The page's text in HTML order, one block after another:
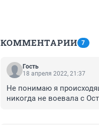
КОММЕНТАРИИ 7
Гость
18 апреля 2022, 21:37
Не понимаю я
никогда не воевала с